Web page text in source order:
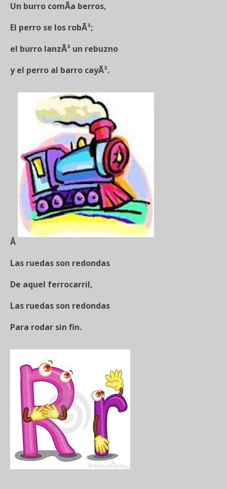
Un burro comÃ­a berros,
El perro se los robÃ³;
el burro lanzÃ³ un rebuzno
y el perro al barro cayÃ³.
Â
Las ruedas son redondas
De aquel ferrocarril,
Las ruedas son redondas
Para rodar sin fin.